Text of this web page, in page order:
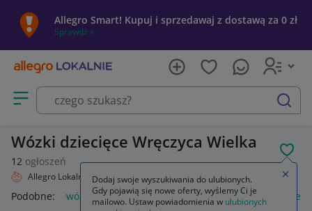
Allegro Smart! Kupuj i sprzedawaj z dostawą za 0 zł
Sprawdź »
Otwórz menu z kategoriami
szukaj
Wózki dziecięce Wręczyca Wielka
12 ogłoszeń
Allegro Lokalnie Dziecko Wózki
Podobne: wózki wózki do bramy przesuwnej wózki
Dodaj swoje wyszukiwania do ulubionych.
Gdy pojawią się nowe oferty, wyślemy Ci je
mailowo. Ustaw powiadomienia w ulubionych